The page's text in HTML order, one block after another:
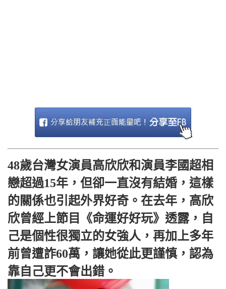
48歲台灣女演員高欣欣和演員李國超相
戀超過15年，但卻一直沒有結婚，這樣
的關係也引起外界好奇。在去年，高欣
欣曾經上節目《命運好好玩》透露，自
己是個性很獨立的女強人，再加上多年
前曾遭詐60萬，讓她從此更謹慎，認為
靠自己更不會出錯。